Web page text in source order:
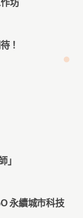
坊
！
」
永續城市科技